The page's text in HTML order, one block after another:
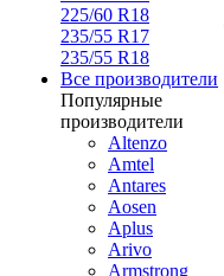
225/60 R18
235/55 R17
235/55 R18
Все производители
Популярные
производители
Altenzo
Amtel
Antares
Aosen
Aplus
Arivo
Armstrong